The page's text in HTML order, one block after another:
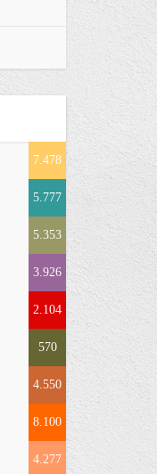
7.478
5.777
5.353
3.926
2.104
570
4.550
8.100
4.277